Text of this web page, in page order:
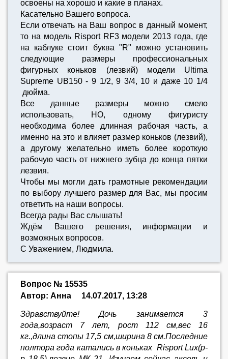
освоены на хорошо и какие в планах.
Касательно Вашего вопроса.
Если отвечать на Ваш вопрос в данный момент,
то на модель Risport RF3 модели 2013 года, где
на каблуке стоит буква "R" можно установить
следующие размеры профессиональных
фигурных коньков (лезвий) модели Ultima
Supreme UB150 - 9 1/2, 9 3/4, 10 и даже 10 1/4
дюйма.
Все данные размеры можно смело
использовать, НО, одному фигуристу
необходима более длинная рабочая часть, а
именно на это и влияет размер коньков (лезвий),
а другому желательно иметь более короткую
рабочую часть от нижнего зубца до конца пятки
лезвия.
Чтобы мы могли дать грамотные рекомендации
по выбору лучшего размер для Вас, мы просим
ответить на наши вопросы.
Всегда рады Вас слышать!
Ждём Вашего решения, информации и
возможных вопросов.
С Уважением, Людмила.
Вопрос № 15535
Автор: Анна
14.07.2017, 13:28
Здравствуйте! Дочь занимается 3
года,возраст 7 лет, рост 112 см,вес 16
кг.,длина стопы 17,5 см,ширина 8 см.Последние
полтора года катались в коньках Risport Lux(р-